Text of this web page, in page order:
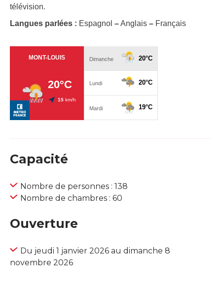
télévision.
Langues parlées : Espagnol –Anglais – Français
Capacité
Nombre de personnes : 138
Nombre de chambres : 60
Ouverture
Du jeudi 1 janvier 2026 au dimanche 8
novembre 2026